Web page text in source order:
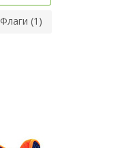
Флаги (1)